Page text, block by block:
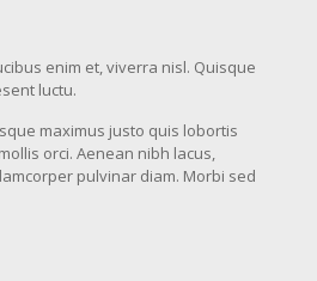
enim et, viverra nisl. Quisque
luctu.
maximus justo quis lobortis
orci. Aenean nibh lacus,
pulvinar diam. Morbi sed